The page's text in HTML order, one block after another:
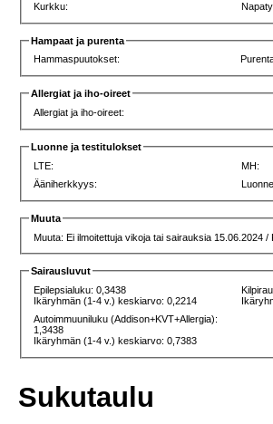
Kurkku:
Hampaat ja purenta
Hammaspuutokset:
Allergiat ja iho-oireet
Allergiat ja iho-oireet:
Luonne ja testitulokset
LTE:
MH:
Ääniherkkyys:
Muuta
Muuta: Ei ilmoitettuja vikoja tai sairauksia 15.06.2024 /
Sairausluvut
Epilepsialuku: 0,3438
Ikäryhmän (1-4 v.) keskiarvo: 0,2214
Autoimmuuniluku (Addison+KVT+Allergia):
1,3438
Ikäryhmän (1-4 v.) keskiarvo: 0,7383
Sukutaulu